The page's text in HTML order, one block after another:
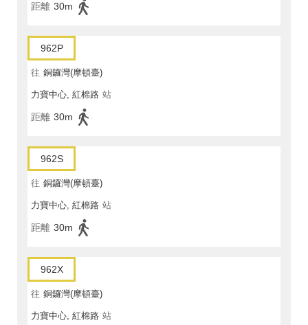
距離 30m
962P
往 銅鑼灣(摩頓臺)
力寶中心, 紅棉路 站
距離 30m
962S
往 銅鑼灣(摩頓臺)
力寶中心, 紅棉路 站
距離 30m
962X
往 銅鑼灣(摩頓臺)
力寶中心, 紅棉路 站